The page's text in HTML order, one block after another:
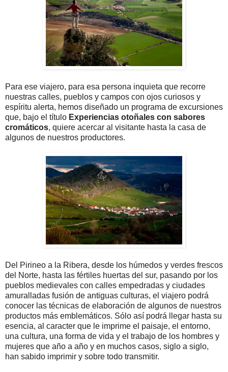
Para ese viajero, para esa persona inquieta que recorre
nuestras calles, pueblos y campos con ojos curiosos y
espíritu alerta, hemos diseñado un programa de excursiones
que, bajo el título Experiencias otoñales con sabores
cromáticos, quiere acercar al visitante hasta la casa de
algunos de nuestros productores.
Del Pirineo a la Ribera, desde los húmedos y verdes frescos
del Norte, hasta las fértiles huertas del sur, pasando por los
pueblos medievales con calles empedradas y ciudades
amuralladas fusión de antiguas culturas, el viajero podrá
conocer las técnicas de elaboración de algunos de nuestros
productos más emblemáticos. Sólo así podrá llegar hasta su
esencia, al caracter que le imprime el paisaje, el entorno,
una cultura, una forma de vida y el trabajo de los hombres y
mujeres que año a año y en muchos casos, siglo a siglo,
han sabido imprimir y sobre todo transmitir.